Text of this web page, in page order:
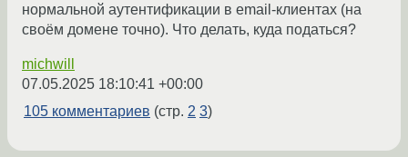
нормальной аутентификации в email-клиентах (на
своём домене точно). Что делать, куда податься?
michwill
07.05.2025 18:10:41 +00:00
105 комментариев (стр. 2 3)